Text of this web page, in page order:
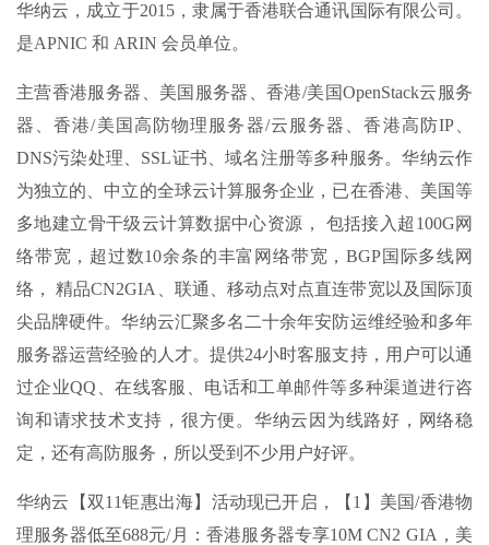
华纳云，成立于2015，隶属于香港联合通讯国际有限公司。
是APNIC 和 ARIN 会员单位。
主营香港服务器、美国服务器、香港/美国OpenStack云服务
器、香港/美国高防物理服务器/云服务器、香港高防IP、
DNS污染处理、SSL证书、域名注册等多种服务。华纳云作
为独立的、中立的全球云计算服务企业，已在香港、美国等
多地建立骨干级云计算数据中心资源， 包括接入超100G网
络带宽，超过数10余条的丰富网络带宽，BGP国际多线网
络， 精品CN2GIA、联通、移动点对点直连带宽以及国际顶
尖品牌硬件。华纳云汇聚多名二十余年安防运维经验和多年
服务器运营经验的人才。提供24小时客服支持，用户可以通
过企业QQ、在线客服、电话和工单邮件等多种渠道进行咨
询和请求技术支持，很方便。华纳云因为线路好，网络稳
定，还有高防服务，所以受到不少用户好评。
华纳云【双11钜惠出海】活动现已开启，【1】美国/香港物
理服务器低至688元/月：香港服务器专享10M CN2 GIA，美